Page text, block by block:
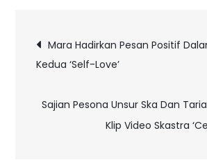
Post
navigation
Mara Hadirkan Pesan Positif
Kedua ‘Self-Love’
Sajian Pesona Unsur Ska Dan
Klip Video Skastra